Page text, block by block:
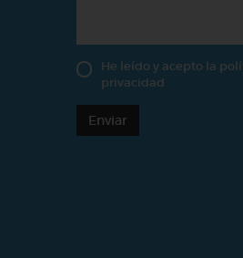
He leído y acepto la
privacidad
Enviar